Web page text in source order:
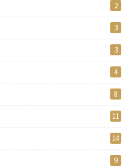
2
3
3
4
8
11
14
9